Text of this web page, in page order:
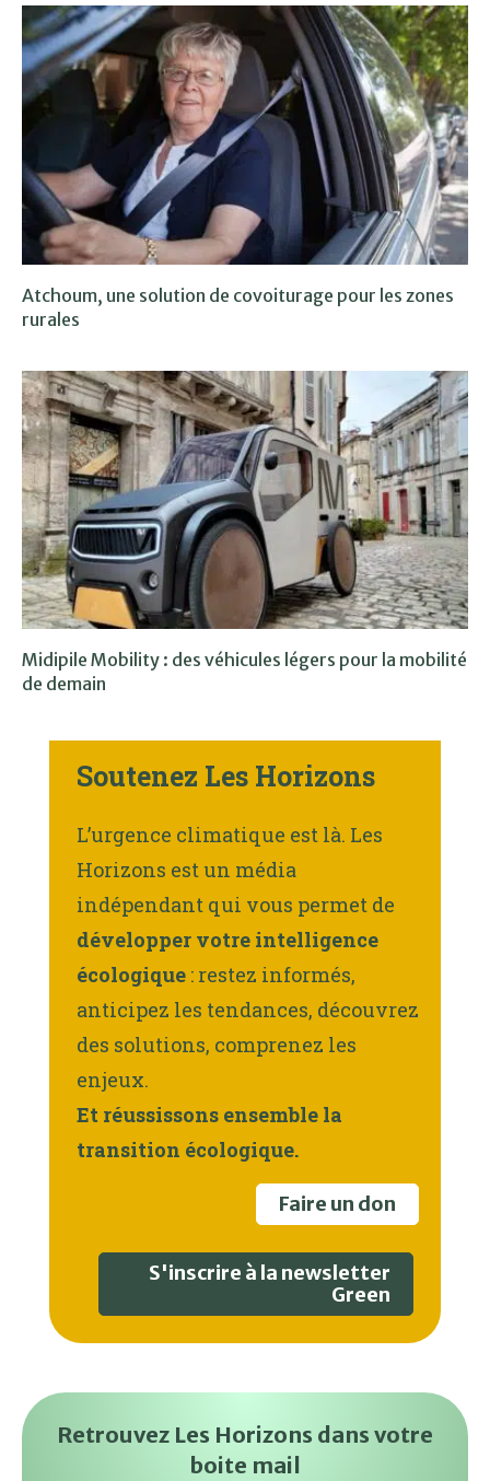
Atchoum, une solution de covoiturage pour les zones
rurales
Midipile Mobility : des véhicules légers pour la mobilité
de demain
Soutenez Les Horizons
L’urgence climatique est là. Les
Horizons est un média
indépendant qui vous permet de
développer votre intelligence
écologique : restez informés,
anticipez les tendances, découvrez
des solutions, comprenez les
enjeux.
Et réussissons ensemble la
transition écologique.
Faire un don
S'inscrire à la newsletter
Green
Retrouvez Les Horizons dans votre
boite mail